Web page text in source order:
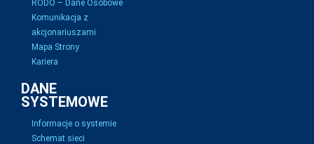
RODO – Dane Osobowe
Komunikacja z
akcjonariuszami
Mapa Strony
Kariera
DANE
SYSTEMOWE
Informacje o systemie
Schemat sieci